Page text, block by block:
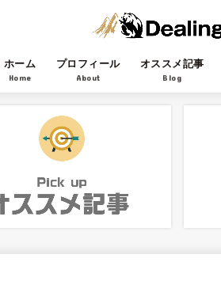
ホーム
Home
プロフィール
About
オススメ記事
Blog